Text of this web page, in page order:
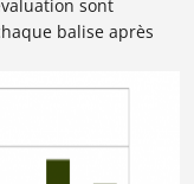
sont
balise après